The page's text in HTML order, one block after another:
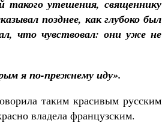
такого утешения, священнику
позднее, как глубоко был
что чувствовал: они уже не
я по-прежнему иду».
таким красивым русским
владела французским.